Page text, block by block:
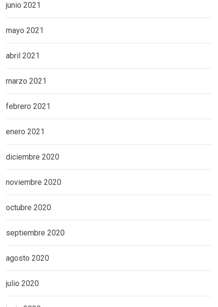
junio 2021
mayo 2021
abril 2021
marzo 2021
febrero 2021
enero 2021
diciembre 2020
noviembre 2020
octubre 2020
septiembre 2020
agosto 2020
julio 2020